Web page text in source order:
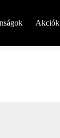
Akciók